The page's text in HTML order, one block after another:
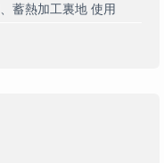
蓄熱加工裏地 使用